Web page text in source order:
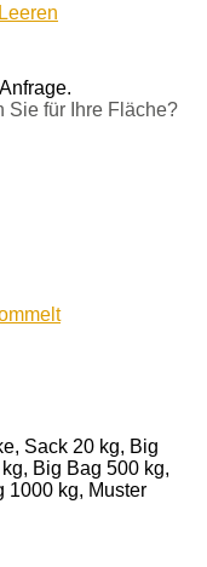
Leeren
Sie für Ihre Fläche?
Sack 20 kg, Big
Big Bag 500 kg,
1000 kg, Muster